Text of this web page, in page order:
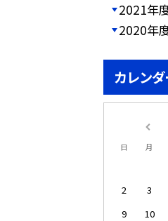
2021年
2020年
カレン
日 月
2
3
9
10